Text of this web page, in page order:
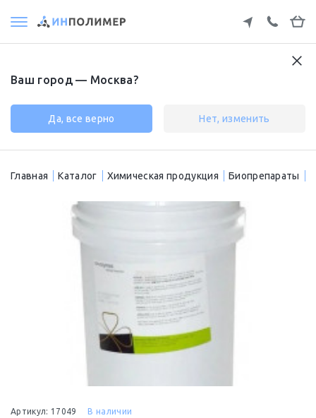
Ваш город — Москва?
Да, все верно Нет, изменить
Главная Каталог Химическая продукция Биопрепараты
Артикул: 17049 В наличии